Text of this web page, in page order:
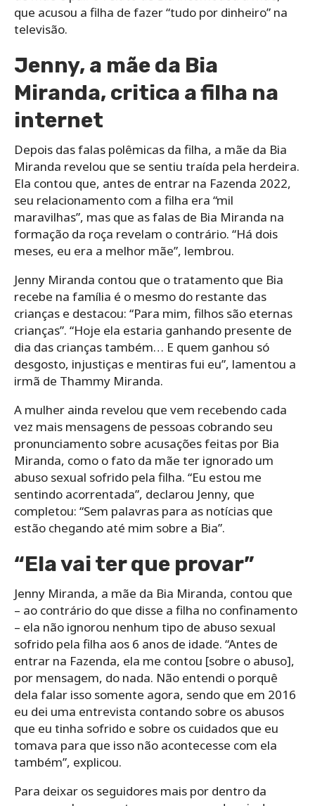
que acusou a filha de fazer “tudo por dinheiro” na
televisão.
Jenny, a mãe da Bia
Miranda, critica a filha na
internet
Depois das falas polêmicas da filha, a mãe da Bia
Miranda revelou que se sentiu traída pela herdeira.
Ela contou que, antes de entrar na Fazenda 2022,
seu relacionamento com a filha era “mil
maravilhas”, mas que as falas de Bia Miranda na
formação da roça revelam o contrário. “Há dois
meses, eu era a melhor mãe”, lembrou.
Jenny Miranda contou que o tratamento que Bia
recebe na família é o mesmo do restante das
crianças e destacou: “Para mim, filhos são eternas
crianças”. “Hoje ela estaria ganhando presente de
dia das crianças também… E quem ganhou só
desgosto, injustiças e mentiras fui eu”, lamentou a
irmã de Thammy Miranda.
A mulher ainda revelou que vem recebendo cada
vez mais mensagens de pessoas cobrando seu
pronunciamento sobre acusações feitas por Bia
Miranda, como o fato da mãe ter ignorado um
abuso sexual sofrido pela filha. “Eu estou me
sentindo acorrentada”, declarou Jenny, que
completou: “Sem palavras para as notícias que
estão chegando até mim sobre a Bia”.
“Ela vai ter que provar”
Jenny Miranda, a mãe da Bia Miranda, contou que
– ao contrário do que disse a filha no confinamento
– ela não ignorou nenhum tipo de abuso sexual
sofrido pela filha aos 6 anos de idade. “Antes de
entrar na Fazenda, ela me contou [sobre o abuso],
por mensagem, do nada. Não entendi o porquê
dela falar isso somente agora, sendo que em 2016
eu dei uma entrevista contando sobre os abusos
que eu tinha sofrido e sobre os cuidados que eu
tomava para que isso não acontecesse com ela
também”, explicou.
Para deixar os seguidores mais por dentro da